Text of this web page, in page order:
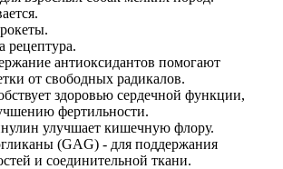
рецептура.
антиоксидантов помогают
от свободных радикалов.
здоровью сердечной функции,
фертильности.
улучшает кишечную флору.
(GAG) - для поддержания
и соединительной ткани.